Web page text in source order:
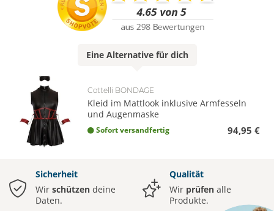
Eine Alternativefür dich
Cottelli BONDAGE
Kleid im Mattlook inklusive Armfesseln
und Augenmaske
Sofort versandfertig 94,95 €
Sicherheit
Wir schützen deine
Daten.
Qualität
Wir prüfen alle
Produkte.